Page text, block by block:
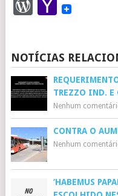
WordPress
Yahoo
NOTÍCIAS
TREZZO IND. E
Nenhum
CONTRA O
Nenhum
‘HABEMUS